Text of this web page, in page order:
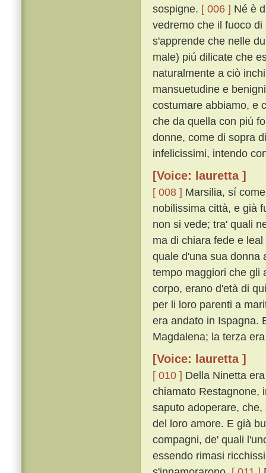
sospigne. [ 006 ] Né è
vedremo che il fuoco
s'apprende che nelle
male) piú dilicate che
naturalmente a ciò
mansuetudine e
costumare abbiamo, e
che da quella con piú
donne, come di sopra
infelicissimi, intendo
[Voice: lauretta ]
[ 008 ] Marsilia, sí
nobilissima città, e già
non si vede; tra' quali
ma di chiara fede e
quale d'una sua donna
tempo maggiori che
corpo, erano d'età di
per li loro parenti a
era andato in Ispagna.
Magdalena; la terza
[Voice: lauretta ]
[ 010 ] Della Ninetta
chiamato Restagnone,
saputo adoperare,
del loro amore. E già
compagni, de' quali
essendo rimasi